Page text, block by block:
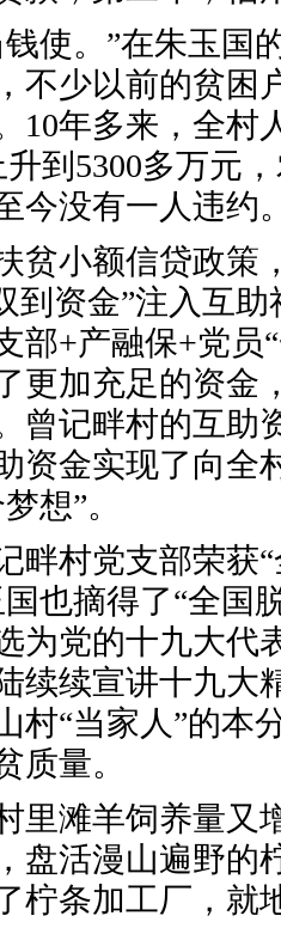
。”在朱玉国
不少以前的贫困
10年多来，全村
到5300多万元
今没有一人违约
小额信贷政策
到资金”注入互
部+产融保+党员
更加充足的资金
曾记畔村的互助
资金实现了向全
想”。
村党支部荣获“
也摘得了“全国
为党的十九大代
续续宣讲十九大
村“当家人”的本
质量。
滩羊饲养量又
盘活漫山遍野的
柠条加工厂，就